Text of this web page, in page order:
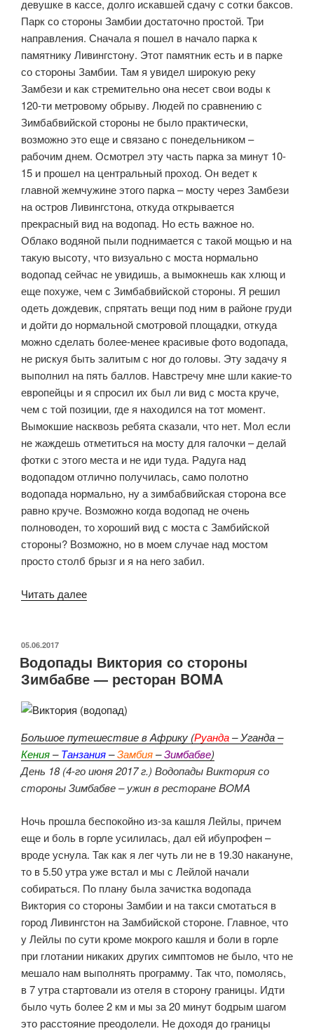
девушке в кассе, долго искавшей сдачу с сотки баксов.
Парк со стороны Замбии достаточно простой. Три
направления. Сначала я пошел в начало парка к
памятнику Ливингстону. Этот памятник есть и в парке
со стороны Замбии. Там я увидел широкую реку
Замбези и как стремительно она несет свои воды к
120-ти метровому обрыву. Людей по сравнению с
Зимбабвийской стороны не было практически,
возможно это еще и связано с понедельником –
рабочим днем. Осмотрел эту часть парка за минут 10-
15 и прошел на центральный проход. Он ведет к
главной жемчужине этого парка – мосту через Замбези
на остров Ливингстона, откуда открывается
прекрасный вид на водопад. Но есть важное но.
Облако водяной пыли поднимается с такой мощью и на
такую высоту, что визуально с моста нормально
водопад сейчас не увидишь, а вымокнешь как хлющ и
еще похуже, чем с Зимбабвийской стороны. Я решил
одеть дождевик, спрятать вещи под ним в районе груди
и дойти до нормальной смотровой площадки, откуда
можно сделать более-менее красивые фото водопада,
не рискуя быть залитым с ног до головы. Эту задачу я
выполнил на пять баллов. Навстречу мне шли какие-то
европейцы и я спросил их был ли вид с моста круче,
чем с той позиции, где я находился на тот момент.
Вымокшие насквозь ребята сказали, что нет. Мол если
не жаждешь отметиться на мосту для галочки – делай
фотки с этого места и не иди туда. Радуга над
водопадом отлично получилась, само полотно
водопада нормально, ну а зимбабвийская сторона все
равно круче. Возможно когда водопад не очень
полноводен, то хороший вид с моста с Замбийской
стороны? Возможно, но в моем случае над мостом
просто столб брызг и я на него забил.
Читать далее«Водопады
Замбии
—
Лейлы
вертолете»
ОПУБЛИКОВАНО
05.06.2017
Водопады Виктория со стороны
Зимбабве — ресторан BOMA
Большое путешествие в Африку (Руанда– Уганда –
Кения–Танзания–Замбия–Зимбабве)
День 18 (4-го июня 2017 г.) Водопады Виктория со
стороны Зимбабве – ужин в ресторане BOMA
Ночь прошла беспокойно из-за кашля Лейлы, причем
еще и боль в горле усилилась, дал ей ибупрофен –
вроде уснула. Так как я лег чуть ли не в 19.30 накануне,
то в 5.50 утра уже встал и мы с Лейлой начали
собираться. По плану была зачистка водопада
Виктория со стороны Замбии и на такси смотаться в
город Ливингстон на Замбийской стороне. Главное, что
у Лейлы по сути кроме мокрого кашля и боли в горле
при глотании никаких других симптомов не было, что не
мешало нам выполнять программу. Так что, помолясь,
в 7 утра стартовали из отеля в сторону границы. Идти
было чуть более 2 км и мы за 20 минут бодрым шагом
это расстояние преодолели. Не доходя до границы